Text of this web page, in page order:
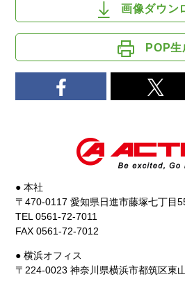
画像ダウン
POP生
● 本社
〒470-0117 愛知県日進市藤塚七丁目
TEL 0561-72-7011
FAX 0561-72-7012
● 横浜オフィス
〒224-0023 神奈川県横浜市都筑区東